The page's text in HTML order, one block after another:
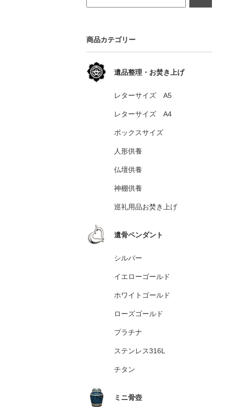
商品カテゴリー
遺品整理・お焚き上げ
レターサイズ A5
レターサイズ A4
ボックスサイズ
人形供養
仏壇供養
神棚供養
巡礼用品お焚き上げ
遺骨ペンダント
シルバー
イエローゴールド
ホワイトゴールド
ローズゴールド
プラチナ
ステンレス316L
チタン
ミニ骨壺